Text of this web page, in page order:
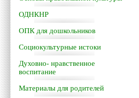
ОДНКНР
ОПК для дошкольников
Социокультурные истоки
Духовно- нравственное
воспитание
Материалы для родителей